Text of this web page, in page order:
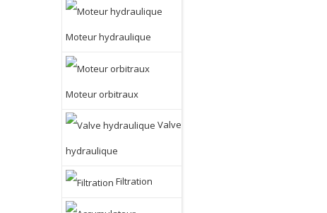
Moteur hydraulique
Moteur orbitraux
Valve
hydraulique
Filtration